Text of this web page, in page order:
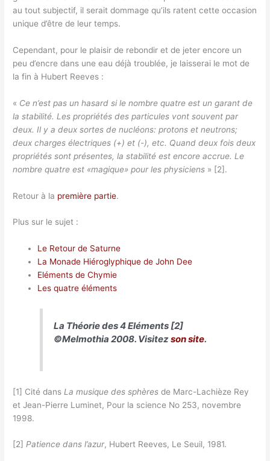
au tout subjectif, il serait dommage qu’ils ratent cette occasion
unique d’être de leur temps.
Cependant, pour le plaisir de rebondir et de jeter encore un
peu d’encre dans une eau déjà troublée, je laisserai le mot de
la fin à Hubert Reeves :
« Ce n’est pas un hasard si le nombre quatre est un garant de
la stabilité. Les propriétés des particules vont souvent par
deux. Il y a deux sortes de nucléons: protons et neutrons;
deux charges électriques (+) et (-), etc. Quand deux fois deux
propriétés sont présentes, la stabilité est encore accrue. Le
nombre quatre est «magique» pour les physiciens » [2].
Retour à la première partie.
Plus sur le sujet :
Le Retour de Saturne
La Monade Hiéroglyphique de John Dee
Eléments de Chymie
Les quatre éléments
La Théorie des 4 Eléments [2]
©Melmothia 2008. Visitezson site.
[1] Cité dans La musique des sphèresde Marc-Lachièze Rey
et Jean-Pierre Luminet, Pour la science No 253, novembre
1998.
[2]Patience dans l’azur, Hubert Reeves, Le Seuil, 1981.